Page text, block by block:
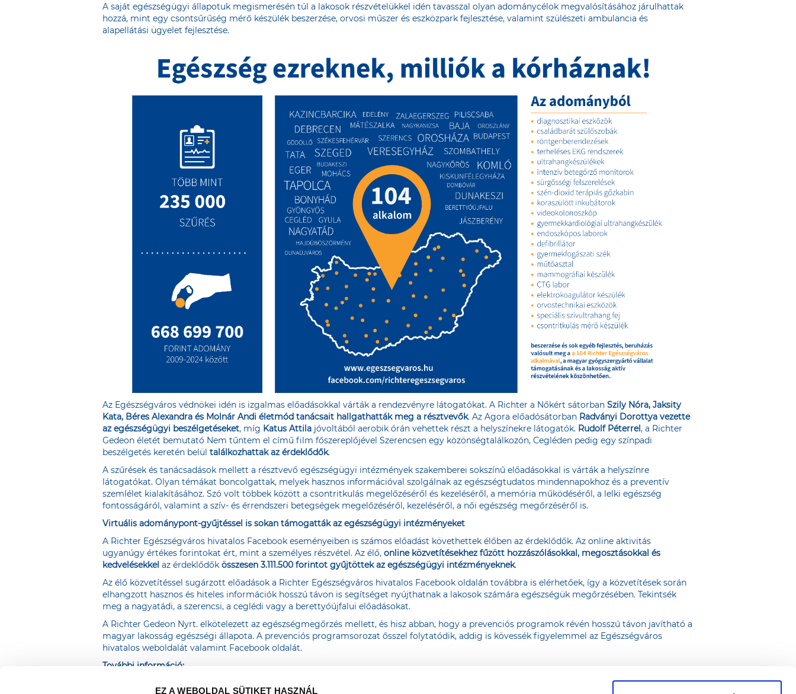
EZ A WEBOLDAL SÜTIKET HASZNÁL
A saját egészségügyi állapotuk megismerésén túl a lakosok részvételükkel idén tavasszal olyan adománycélok megvalósításához járulhattak
hozzá, mint egy csontsűrűség mérő készülék beszerzése, orvosi műszer és eszközpark fejlesztése, valamint szülészeti ambulancia és
alapellátási ügyelet fejlesztése.
Az Egészségváros védnökei idén is izgalmas előadásokkal várták a rendezvényre látogatókat. A Richter a Nőkért sátorban Szily Nóra, Jaksity
Kata, Béres Alexandra és Molnár Andi életmód tanácsait hallgathatták meg a résztvevők. Az Agora előadósátorban Radványi Dorottya vezette
az egészségügyi beszélgetéseket, míg Katus Attila jóvoltából aerobik órán vehettek részt a helyszínekre látogatók. Rudolf Péterrel, a Richter
Gedeon életét bemutató Nem tűntem el című film főszereplőjével Szerencsen egy közönségtalálkozón, Cegléden pedig egy színpadi
beszélgetés keretén belül találkozhattak az érdeklődők.
A szűrések és tanácsadások mellett a résztvevő egészségügyi intézmények szakemberei sokszínű előadásokkal is várták a helyszínre
látogatókat. Olyan témákat boncolgattak, melyek hasznos információval szolgálnak az egészségtudatos mindennapokhoz és a preventív
szemlélet kialakításához. Szó volt többek között a csontritkulás megelőzéséről és kezeléséről, a memória működéséről, a lelki egészség
fontosságáról, valamint a szív- és érrendszeri betegségek megelőzéséről, kezeléséről, a női egészség megőrzéséről is.
Virtuális adománypont-gyűjtéssel is sokan támogatták az egészségügyi intézményeket
A Richter Egészségváros hivatalos Facebook eseményeiben is számos előadást követhettek élőben az érdeklődők. Az online aktivitás
ugyanúgy értékes forintokat ért, mint a személyes részvétel. Az élő, online közvetítésekhez fűzött hozzászólásokkal, megosztásokkal és
kedvelésekkel az érdeklődők összesen 3.111.500 forintot gyűjtöttek az egészségügyi intézményeknek.
Az élő közvetítéssel sugárzott előadások a Richter Egészségváros hivatalos Facebook oldalán továbbra is elérhetőek, így a közvetítések során
elhangzott hasznos és hiteles információk hosszú távon is segítséget nyújthatnak a lakosok számára egészségük megőrzésében. Tekintsék
meg a nagyatádi, a szerencsi, a ceglédi vagy a berettyóújfalui előadásokat.
A Richter Gedeon Nyrt. elkötelezett az egészségmegőrzés mellett, és hisz abban, hogy a prevenciós programok révén hosszú távon javítható a
magyar lakosság egészségi állapota. A prevenciós programsorozat ősszel folytatódik, addig is kövessék figyelemmel az Egészségváros
hivatalos weboldalát valamint Facebook oldalát.
További információ: